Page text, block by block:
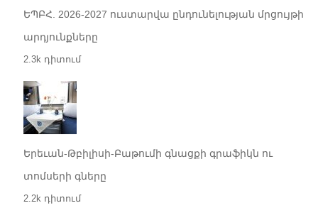
ԵՊԲՀ. 2026-2027 ուստարվա ընդունելության մրցույթի
արդյունքները
2.3k դիտում
Երեւան-Թբիլիսի-Բաթումի գնացքի գրաֆիկն ու
տոմսերի գները
2.2k դիտում